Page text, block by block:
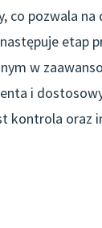
co pozwala
etap
w
i
kontrola oraz